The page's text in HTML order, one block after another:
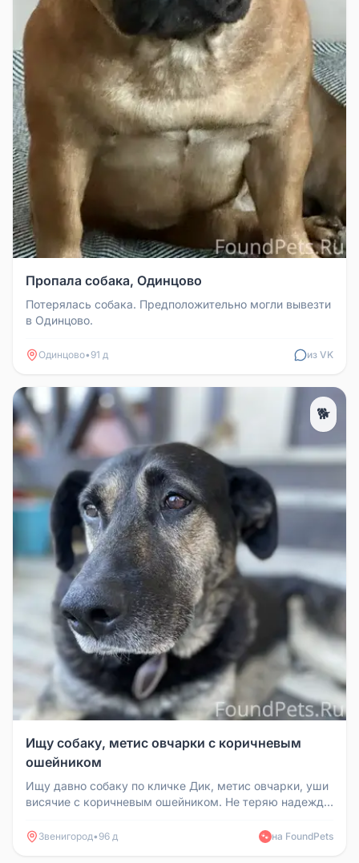
Пропала собака, Одинцово
Потерялась собака. Предположительно могли вывезти
в Одинцово.
Одинцово• 91 д из VK
🐕
Ищу собаку, метис овчарки с коричневым
ошейником
Ищу давно собаку по кличке Дик, метис овчарки, уши
висячие с коричневым ошейником. Не теряю надежду,
Звенигород• 96 д 🐾 на FoundPets